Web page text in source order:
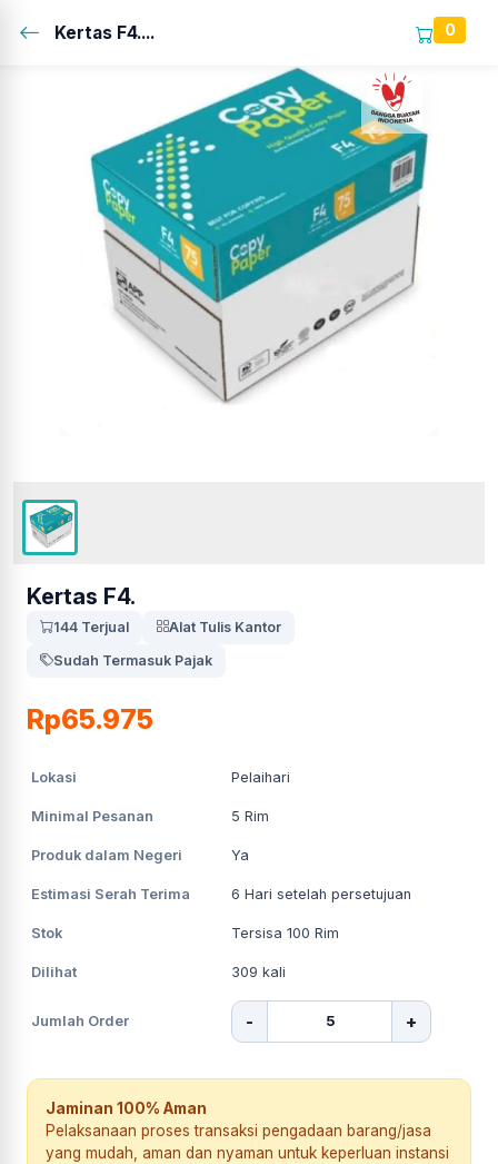
Kertas F4.... 0
Kertas F4.
144 Terjual
Alat Tulis Kantor
Sudah Termasuk Pajak
Rp65.975
Lokasi Pelaihari
Minimal Pesanan 5 Rim
Produk dalam Negeri Ya
Estimasi Serah Terima 6 Hari setelah persetujuan
Stok Tersisa 100 Rim
Dilihat 309 kali
Jumlah Order - +
Jaminan 100% Aman
Pelaksanaan proses transaksi pengadaan barang/jasa
yang mudah, aman dan nyaman untuk keperluan instansi